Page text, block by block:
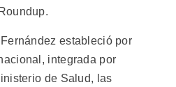
estableció por
integrada por
de Salud, las